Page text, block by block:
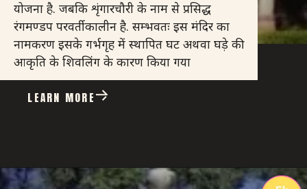
योजना है. जबकि शृंगारचौरी के नाम से प्रसिद्ध
रंगमण्डप परवर्तीकालीन है. सम्भवतः इस मंदिर का
नामकरण इसके गर्भगृह में स्थापित घट अथवा घड़े की
आकृति के शिवलिंग के कारण किया गया
LEARN MORE